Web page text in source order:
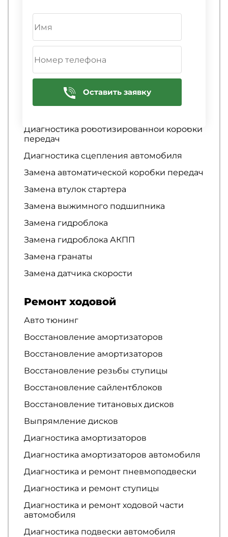
Диагностика и проверка автоматической
коробки передач
Диагностика и ремонт гидроблока и
Диагностика механической коробки
Диагностика роботизированной коробки
передач
Диагностика сцепления автомобиля
Замена автоматической коробки передач
Замена втулок стартера
Замена выжимного подшипника
Замена гидроблока
Замена гидроблока АКПП
Замена гранаты
Замена датчика скорости
Ремонт ходовой
Авто тюнинг
Восстановление амортизаторов
Восстановление амортизаторов
Восстановление резьбы ступицы
Восстановление сайлентблоков
Восстановление титановых дисков
Выпрямление дисков
Диагностика амортизаторов
Диагностика амортизаторов автомобиля
Диагностика и ремонт пневмоподвески
Диагностика и ремонт ступицы
Диагностика и ремонт ходовой части
автомобиля
Диагностика подвески автомобиля
Оставить заявку